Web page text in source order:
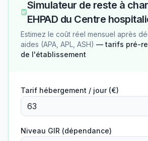
Simulateur de reste à
EHPAD du Centre
Estimez le coût réel mensuel après
aides (APA, APL, ASH) — tarifs pré-
de l'établissement
Tarif hébergement / jour (€)
Niveau GIR (dépendance)